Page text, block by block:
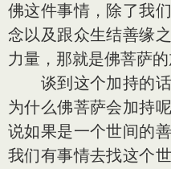
佛这件事情，除了我
念以及跟众生结善缘
力量，那就是佛菩萨的
谈到这个加持的话
为什么佛菩萨会加持
说如果是一个世间的
我们有事情去找这个